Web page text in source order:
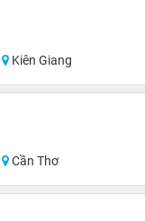
Kiên Giang
Cần Thơ